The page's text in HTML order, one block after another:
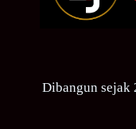
Dibangun sejak